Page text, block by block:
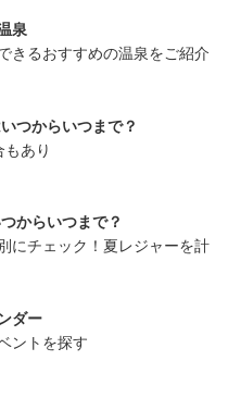
泉
きるおすすめの温泉をご紹介
つからいつまで？
あり
からいつまで？
にチェック！夏レジャーを計
ダー
ントを探す